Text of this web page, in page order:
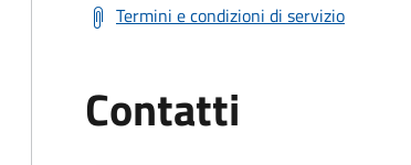
Termini e condizioni di servizio
Contatti